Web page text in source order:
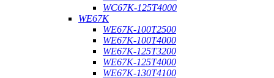
WC67K-125T4000
WE67K
WE67K-100T2500
WE67K-100T4000
WE67K-125T3200
WE67K-125T4000
WE67K-130T4100